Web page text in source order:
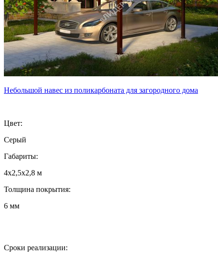
Небольшой навес из поликарбоната для загородного дома
Цвет:
Серый
Габариты:
4х2,5х2,8 м
Толщина покрытия:
6 мм
Сроки реализации: